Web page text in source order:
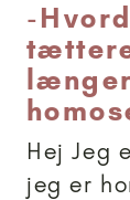
-
Hej Jeg
jeg er